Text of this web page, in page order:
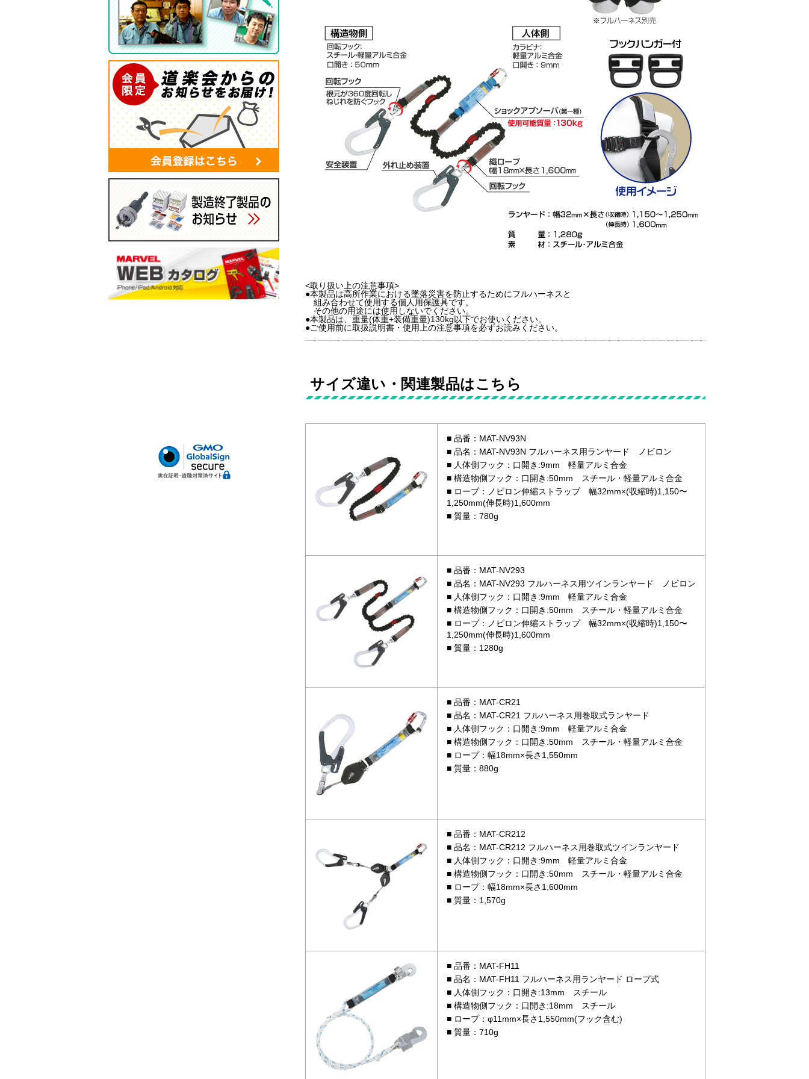
<取り扱い上の注意事項>
●本製品は高所作業における墜落災害を防止するためにフルハーネスと
組み合わせて使用する個人用保護具です。
その他の用途には使用しないでください。
●本製品は、重量(体重+装備重量)130kg以下でお使いください。
●ご使用前に取扱説明書・使用上の注意事項を必ずお読みください。
サイズ違い・関連製品はこちら
品番：MAT-NV93N
品名：MAT-NV93N フルハーネス用ランヤード ノビロン
人体側フック：口開き:9mm 軽量アルミ合金
構造物側フック：口開き:50mm スチール・軽量アルミ合金
ロープ：ノビロン伸縮ストラップ 幅32mm×(収縮時)1,150〜
1,250mm(伸長時)1,600mm
質量：780g
品番：MAT-NV293
品名：MAT-NV293 フルハーネス用ツインランヤード ノビロン
人体側フック：口開き:9mm 軽量アルミ合金
構造物側フック：口開き:50mm スチール・軽量アルミ合金
ロープ：ノビロン伸縮ストラップ 幅32mm×(収縮時)1,150〜
1,250mm(伸長時)1,600mm
質量：1280g
品番：MAT-CR21
品名：MAT-CR21 フルハーネス用巻取式ランヤード
人体側フック：口開き:9mm 軽量アルミ合金
構造物側フック：口開き:50mm スチール・軽量アルミ合金
ロープ：幅18mm×長さ1,550mm
質量：880g
品番：MAT-CR212
品名：MAT-CR212 フルハーネス用巻取式ツインランヤード
人体側フック：口開き:9mm 軽量アルミ合金
構造物側フック：口開き:50mm スチール・軽量アルミ合金
ロープ：幅18mm×長さ1,600mm
質量：1,570g
品番：MAT-FH11
品名：MAT-FH11 フルハーネス用ランヤード ロープ式
人体側フック：口開き:13mm スチール
構造物側フック：口開き:18mm スチール
ロープ：φ11mm×長さ1,550mm(フック含む)
質量：710g
ポケットバッグ
ツールバッグ
帆布シリーズ
現場用ゴミ箱
蛍光灯・モールバッグ
手袋
パーツボックス
電工バケツ
ケーブルタイホルダー
マルチポーチ
小判型ポケット